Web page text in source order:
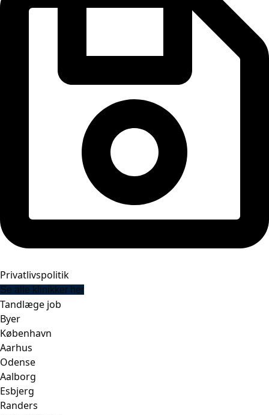
Privatlivspolitik
Se alle klinikker her
Tandlæge job
Byer
København
Aarhus
Odense
Aalborg
Esbjerg
Randers